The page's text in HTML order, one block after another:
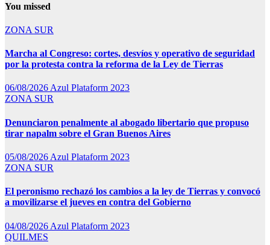
You missed
ZONA SUR
Marcha al Congreso: cortes, desvíos y operativo de seguridad
por la protesta contra la reforma de la Ley de Tierras
06/08/2026Azul Plataform 2023
ZONA SUR
Denunciaron penalmente al abogado libertario que propuso
tirar napalm sobre el Gran Buenos Aires
05/08/2026 Azul Plataform 2023
ZONA SUR
El peronismo rechazó los cambios a la ley de Tierras y convocó
a movilizarse el jueves en contra del Gobierno
04/08/2026 Azul Plataform 2023
QUILMES